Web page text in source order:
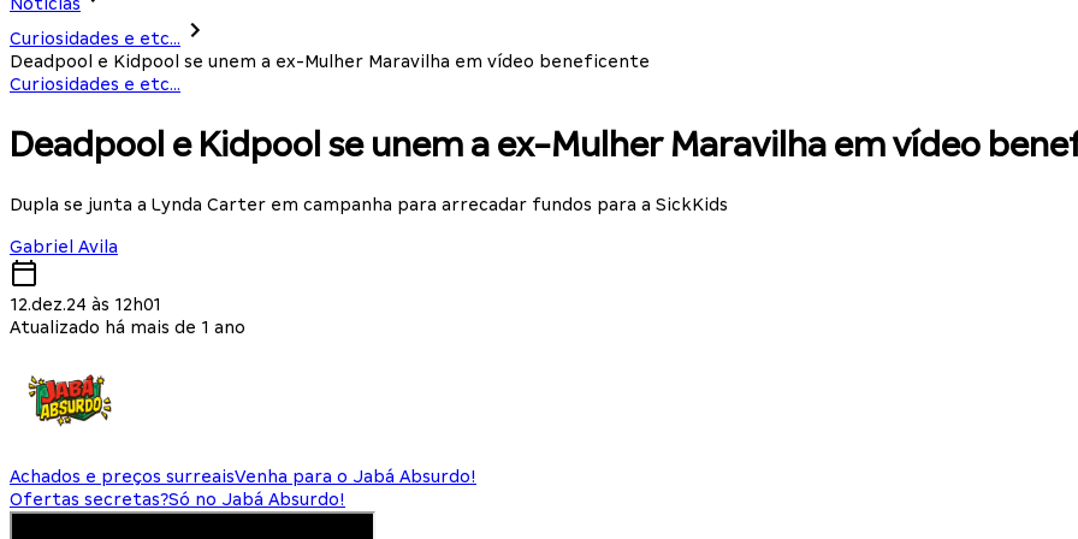
Curiosidades e etc...
Deadpool e Kidpool se unem a ex-Mulher Maravilha em vídeo beneficente
Curiosidades e etc...
Deadpool e Kidpool se unem a ex-Mulher Maravilha em vídeo
Dupla se junta a Lynda Carter em campanha para arrecadar fundos para a SickKids
Gabriel Avila
12.dez.24 às 12h01
Atualizado há mais de 1 ano
Achados e preços surreaisVenha para o Jabá Absurdo!
Ofertas secretas?Só no Jabá Absurdo!